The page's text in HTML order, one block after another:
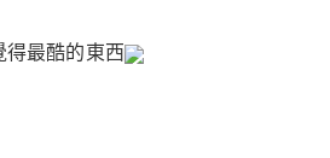
得最酷的東西